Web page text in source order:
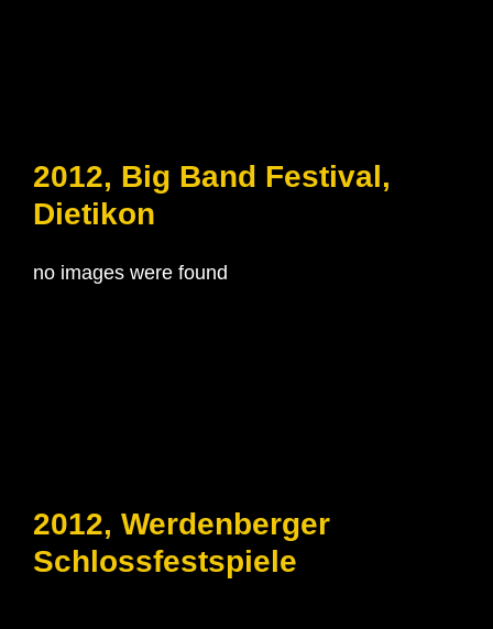
2012, Big Band Festival,
Dietikon
no images were found
2012, Werdenberger
Schlossfestspiele